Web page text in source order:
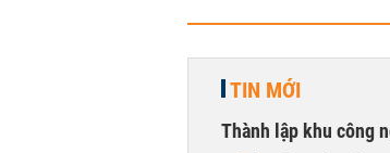
TIN MỚI
Thành lập khu công